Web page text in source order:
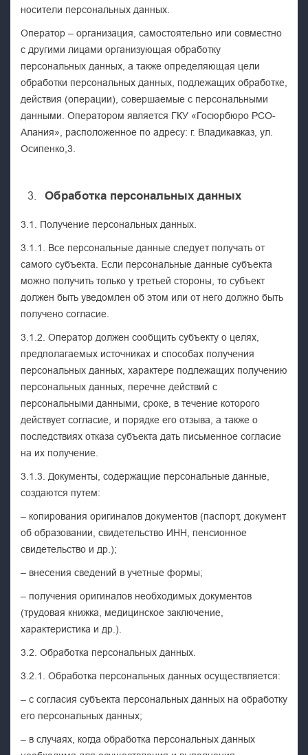
носители персональных данных.
Оператор – организация, самостоятельно или совместно
с другими лицами организующая обработку
персональных данных, а также определяющая цели
обработки персональных данных, подлежащих обработке,
действия (операции), совершаемые с персональными
данными. Оператором является ГКУ «Госюрбюро РСО-
Алания», расположенное по адресу: г. Владикавказ, ул.
Осипенко,3.
Обработка персональных данных
3.1. Получение персональных данных.
3.1.1. Все персональные данные следует получать от
самого субъекта. Если персональные данные субъекта
можно получить только у третьей стороны, то субъект
должен быть уведомлен об этом или от него должно быть
получено согласие.
3.1.2. Оператор должен сообщить субъекту о целях,
предполагаемых источниках и способах получения
персональных данных, характере подлежащих получению
персональных данных, перечне действий с
персональными данными, сроке, в течение которого
действует согласие, и порядке его отзыва, а также о
последствиях отказа субъекта дать письменное согласие
на их получение.
3.1.3. Документы, содержащие персональные данные,
создаются путем:
– копирования оригиналов документов (паспорт, документ
об образовании, свидетельство ИНН, пенсионное
свидетельство и др.);
– внесения сведений в учетные формы;
– получения оригиналов необходимых документов
(трудовая книжка, медицинское заключение,
характеристика и др.).
3.2. Обработка персональных данных.
3.2.1. Обработка персональных данных осуществляется:
– с согласия субъекта персональных данных на обработку
его персональных данных;
– в случаях, когда обработка персональных данных